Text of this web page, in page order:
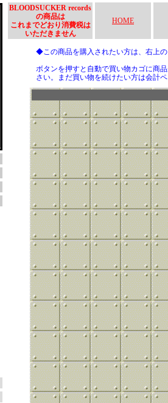
BLOODSUCKER records
の商品は
これまでどおり消費税は
いただきません
HOME
◆この商品を購入されたい方は、右上
ボタンを押すと自動で買い物カゴに商
さい。まだ買い物を続けたい方は会計